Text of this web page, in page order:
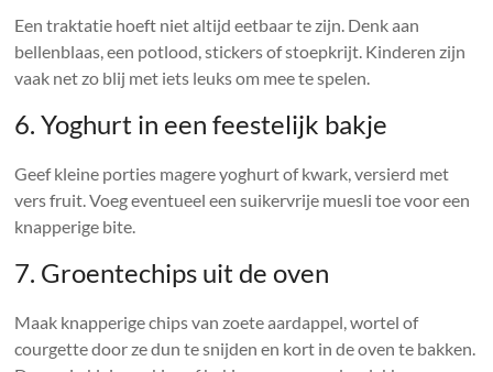
Een traktatie hoeft niet altijd eetbaar te zijn. Denk aan
bellenblaas, een potlood, stickers of stoepkrijt. Kinderen zijn
vaak net zo blij met iets leuks om mee te spelen.
6. Yoghurt in een feestelijk bakje
Geef kleine porties magere yoghurt of kwark, versierd met
vers fruit. Voeg eventueel een suikervrije muesli toe voor een
knapperige bite.
7. Groentechips uit de oven
Maak knapperige chips van zoete aardappel, wortel of
courgette door ze dun te snijden en kort in de oven te bakken.